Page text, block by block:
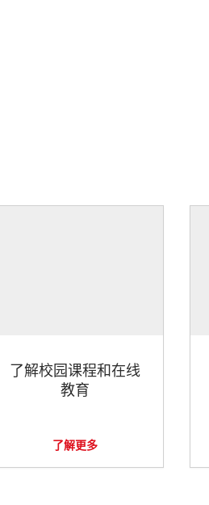
了解校园课程和在线
教育
了解更多